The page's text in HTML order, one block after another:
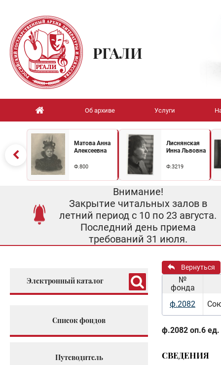
РГАЛИ
Об архиве Услуги
Матова Анна
Алексеевна
Ф.800
Лиснянская
Инна Львовна
Ф.3219
Внимание!
Закрытие читальных залов в
летний период с 10 по 23 августа.
Последний день приема
требований 31 июля.
Электронный каталог
Список фондов
Путеводитель
Вернуться
№
фонда
ф.2082
ф.2082 оп.6 ед.
СВЕДЕНИЯ